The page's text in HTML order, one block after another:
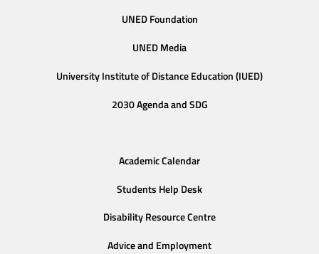
UNED Foundation
UNED Media
University Institute of Distance Education (IUED)
2030 Agenda and SDG
Academic Calendar
Students Help Desk
Disability Resource Centre
Advice and Employment